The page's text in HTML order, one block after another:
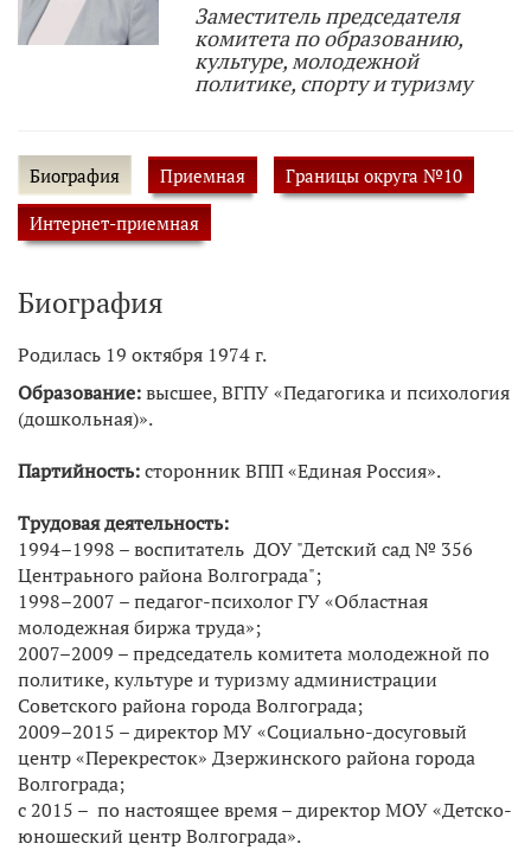
Заместитель председателя
комитета по образованию,
культуре, молодежной
политике, спорту и туризму
Биография Приемная
Границы округа №10
Интернет-приемная
Биография
​Родилась 19 октября 1974 г.
Образование:высшее, ВГПУ «Педагогика и психология
(дошкольная)».
Партийность:сторонник ВПП «Единая Россия».
Трудовая деятельность:
1994–1998 – воспитатель ДОУ "Детский сад № 356
Центраьного района Волгограда";
1998–2007 – педагог-психолог ГУ «Областная
молодежная биржа труда»;
2007–2009 – председатель комитета молодежной по
политике, культуре и туризму администрации
Советского района города Волгограда;
2009–2015 – директор МУ «Социально-досуговый
центр «Перекресток» Дзержинского района города
Волгограда;
с 2015 – по настоящее время – директор МОУ «Детско-
юношеский центр Волгограда».